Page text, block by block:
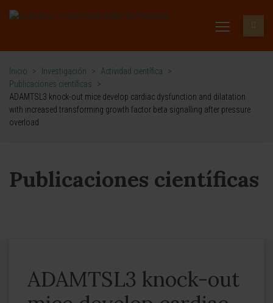
Inicio > Investigación > Actividad científica
>
Publicaciones científicas
>
ADAMTSL3 knock-out mice develop cardiac dysfunction and dilatation
with increased transforming growth factor beta signalling after pressure
overload
Publicaciones científicas
ADAMTSL3 knock-out